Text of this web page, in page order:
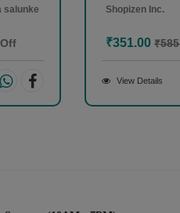
salunke Shopizen Inc.
₹351.00
View Details